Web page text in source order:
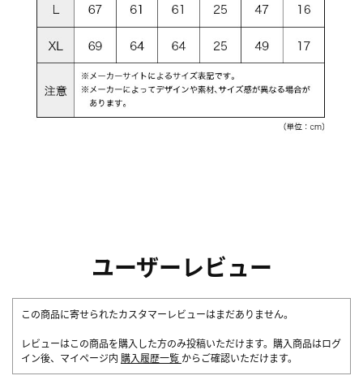
ユーザーレビュー
この商品に寄せられたカスタマーレビューはまだありません。
レビューはこの商品を購入した方のみ投稿いただけます。購入商品はログ
イン後、マイページ内 購入履歴一覧 からご確認いただけます。